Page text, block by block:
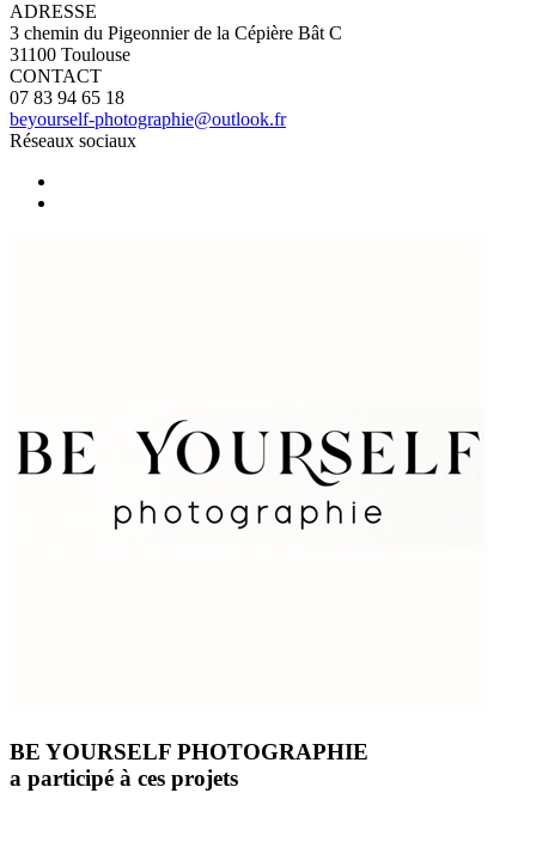
ADRESSE
3 chemin du Pigeonnier de la Cépière Bât C
31100 Toulouse
CONTACT
07 83 94 65 18
beyourself-photographie@outlook.fr
Réseaux sociaux
BE YOURSELF PHOTOGRAPHIE
a participé à ces projets